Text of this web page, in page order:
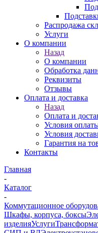
Распродажа
Услуги
О компании
Назад
О компании
Обработка
Реквизиты
Отзывы
Оплата и доставка
Назад
Оплата и
Условия
Условия
Гарантия на
Контакты
Главная
-
Каталог
-
Коммутационное
Шкафы, корпуса, боксы
изделияУслуги